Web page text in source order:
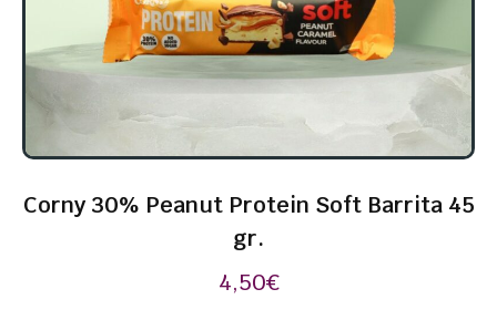
Corny 30% Peanut Protein Soft Barrita 45
gr.
4,50€